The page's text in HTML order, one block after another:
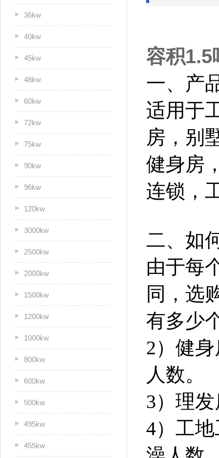
36kw
40kw
45kw
48kw
60kw
72kw
75kw
90kw
96kw
120kw
3000kw
2500kw
2000kw
1500kw
1200kw
1000kw
800kw
600kw
500kw
495kw
455kw
容积1.5
一、产
适用于
房 ， 别
健身房
连锁，
二、如
由于每
同，选
有多少
2）健
人数。
3）理
4）工